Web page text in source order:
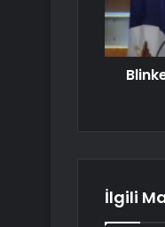
İlgili